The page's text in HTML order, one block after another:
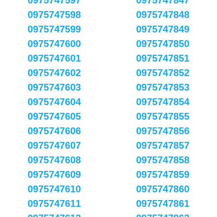
0975747598
0975747599
0975747600
0975747601
0975747602
0975747603
0975747604
0975747605
0975747606
0975747607
0975747608
0975747609
0975747610
0975747611
0975747848
0975747849
0975747850
0975747851
0975747852
0975747853
0975747854
0975747855
0975747856
0975747857
0975747858
0975747859
0975747860
0975747861